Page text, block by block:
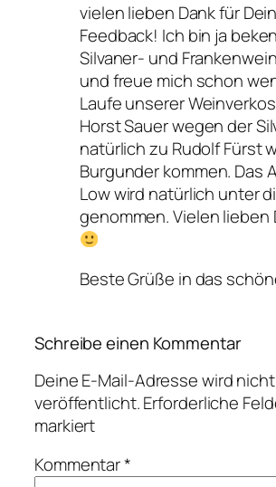
vielen lieben Dank für
Feedback! Ich bin ja
Silvaner- und
und freue mich schon
Laufe unserer
Horst Sauer wegen der
natürlich zu Rudolf Fürst
Burgunder kommen. Das
Low wird natürlich unter
genommen. Vielen lieben
Beste Grüße in das
Schreibe einen Kommentar
Deine E-Mail-Adresse wird nicht
veröffentlicht.Erforderliche
markiert
Kommentar*